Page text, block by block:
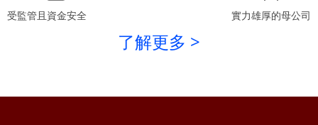
受監管且資金安全 實力雄厚的母公司
了解更多 >